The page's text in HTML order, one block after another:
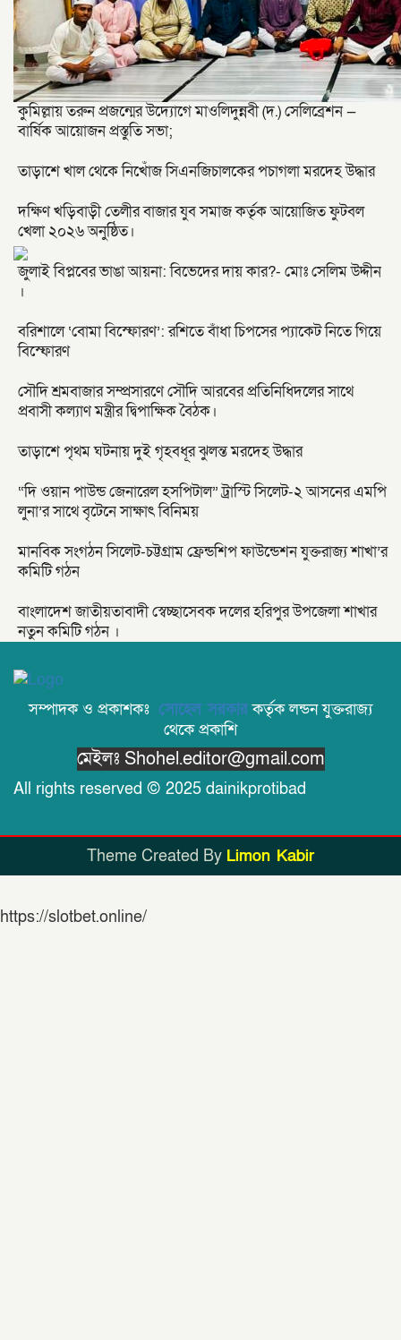
কুমিল্লায় তরুন প্রজন্মের উদ্যোগে মাওলিদুন্নবী (দ.) সেলিব্রেশন —
বার্ষিক আয়োজন প্রস্তুতি সভা;
তাড়াশে খাল থেকে নিখোঁজ সিএনজিচালকের পচাগলা মরদেহ উদ্ধার
দক্ষিণ খড়িবাড়ী তেলীর বাজার যুব সমাজ কর্তৃক আয়োজিত ফুটবল
খেলা ২০২৬ অনুষ্ঠিত।
জুলাই বিপ্লবের ভাঙা আয়না: বিভেদের দায় কার?- মোঃ সেলিম উদ্দীন
।
বরিশালে ‘বোমা বিস্ফোরণ’: রশিতে বাঁধা চিপসের প্যাকেট নিতে গিয়ে
বিস্ফোরণ
সৌদি শ্রমবাজার সম্প্রসারণে সৌদি আরবের প্রতিনিধিদলের সাথে
প্রবাসী কল্যাণ মন্ত্রীর দ্বিপাক্ষিক বৈঠক।
তাড়াশে পৃথম ঘটনায় দুই গৃহবধূর ঝুলন্ত মরদেহ উদ্ধার
“দি ওয়ান পাউন্ড জেনারেল হসপিটাল” ট্রাস্টি সিলেট-২ আসনের এমপি
লুনা’র সা‌থে বৃটেনে সাক্ষাৎ বিনিময়
মানবিক সংগঠন সিলেট-চট্টগ্রাম ফ্রেন্ডশিপ ফাউন্ডেশন যুক্তরাজ্য শাখা’র
কমিটি গঠন
বাংলাদেশ জাতীয়তাবাদী স্বেচ্ছাসেবক দলের হরিপুর উপজেলা শাখার
নতুন কমিটি গঠন ।
সম্পাদক ও প্রকাশকঃ সোহেল সরকারকর্তৃক লন্ডন যুক্তরাজ্য
থেকে প্রকাশি
মেইলঃ Shohel.editor@gmail.com
All rights reserved © 2025 dainikprotibad
Theme Created By Limon Kabir
https://slotbet.online/